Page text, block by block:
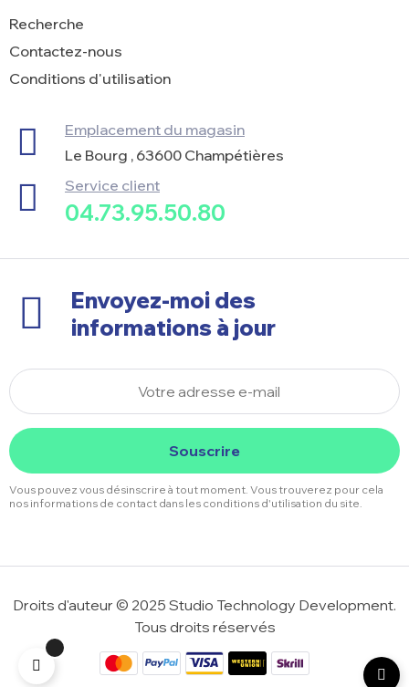
Recherche
Contactez-nous
Conditions d'utilisation
Emplacement du magasin
Le Bourg , 63600 Champétières
Service client
04.73.95.50.80
Envoyez-moi des
informations à jour
Souscrire
Vous pouvez vous désinscrire à tout moment. Vous trouverez pour cela
nos informations de contact dans les conditions d'utilisation du site.
Droits d'auteur © 2025 Studio Technology Development.
Tous droits réservés